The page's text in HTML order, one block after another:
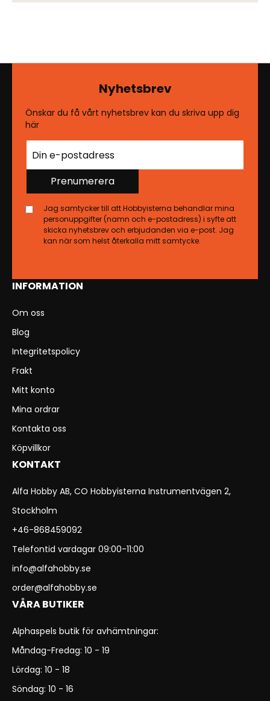
INFORMATION
Om oss
Blog
Integritetspolicy
Frakt
Mitt konto
Mina ordrar
Kontakta oss
Köpvillkor
KONTAKT
Alfa Hobby AB, CO Hobbyisterna Instrumentvägen 2,
Stockholm
+46-868459092
Telefontid vardagar 09:00-11:00
info@alfahobby.se
order@alfahobby.se
VÅRA BUTIKER
Alphaspels butik för avhämtningar:
Måndag-Fredag: 10 - 19
Lördag: 10 - 18
Söndag: 10 - 16
Nyhetsbrev
Önskar du få vårt nyhetsbrev kan du skriva upp dig
här
Prenumerera
Jag samtycker till att Hobbyisterna behandlar mina
personuppgifter (namn och e-postadress) i syfte att
skicka nyhetsbrev och erbjudanden via e-post. Jag
kan när som helst återkalla mitt samtycke.